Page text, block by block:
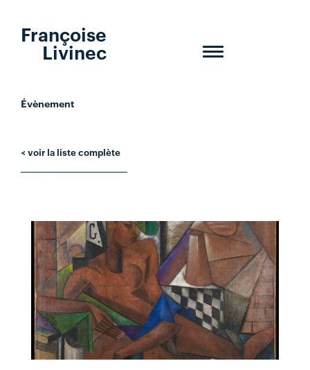
Toggle
Françoise
Livinec
Évènement
< voir la liste complète